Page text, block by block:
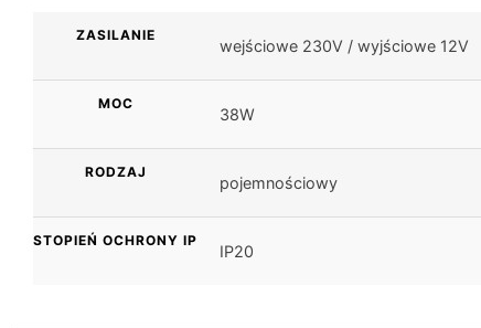
ZASILANIE
wejściowe 230V / wyjściowe 12V
MOC
38W
RODZAJ
pojemnościowy
STOPIEŃ OCHRONY IP
IP20